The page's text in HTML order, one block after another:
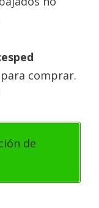
comprar.
de